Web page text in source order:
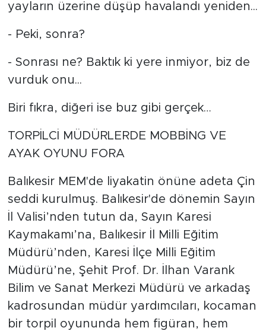
yayların üzerine düşüp havalandı yeniden...
- Peki, sonra?
- Sonrası ne? Baktık ki yere inmiyor, biz de
vurduk onu...
Biri fıkra, diğeri ise buz gibi gerçek…
TORPİLCİ MÜDÜRLERDE MOBBİNG VE
AYAK OYUNU FORA
Balıkesir MEM'de liyakatin önüne adeta Çin
seddi kurulmuş. Balıkesir'de dönemin Sayın
İl Valisi’nden tutun da, Sayın Karesi
Kaymakamı’na, Balıkesir İl Milli Eğitim
Müdürü’nden, Karesi İlçe Milli Eğitim
Müdürü’ne, Şehit Prof. Dr. İlhan Varank
Bilim ve Sanat Merkezi Müdürü ve arkadaş
kadrosundan müdür yardımcıları, kocaman
bir torpil oyununda hem figüran, hem